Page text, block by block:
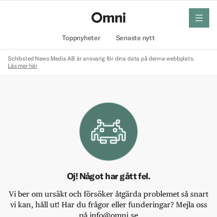
Toppnyheter Senaste nytt
meny
Schibsted News Media AB är ansvarig för dina data på denna webbplats.
Läs mer här
Oj! Något har gått fel.
Vi ber om ursäkt och försöker åtgärda problemet så snart
vi kan, håll ut! Har du frågor eller funderingar? Mejla oss